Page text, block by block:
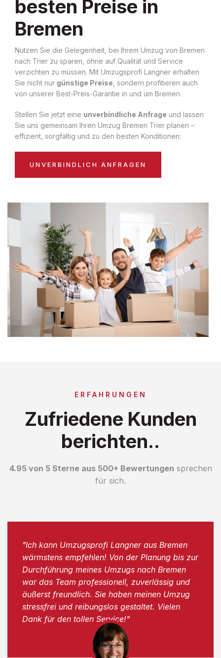
besten Preise in
Bremen
Nutzen Sie die Gelegenheit, bei Ihrem Umzug von Bremen
nach Trier zu sparen, ohne auf Qualität und Service
verzichten zu müssen. Mit Umzugsprofi Langner erhalten
Sie nicht nur günstige Preise , sondern profitieren auch
von unserer Best-Preis-Garantie in und um Bremen.
Stellen Sie jetzt eine unverbindliche Anfrage und lassen
Sie uns gemeinsam Ihren Umzug Bremen Trier planen –
effizient, sorgfältig und zu den besten Konditionen:
UNVERBINDLICH ANFRAGEN
ERFAHRUNGEN
Zufriedene Kunden
berichten..
4.95 von 5 Sterne aus 500+ Bewertungen sprechen
für sich.
"Ich kann Umzugsprofi Langner aus Bremen
wärmstens empfehlen! Von der Planung bis zur
Durchführung meines Umzugs nach Bremen
war das Team professionell, zuverlässig und
äußerst freundlich. Sie haben meinen Umzug
stressfrei und reibungslos gestaltet. Vielen
Dank für den tollen Service!"